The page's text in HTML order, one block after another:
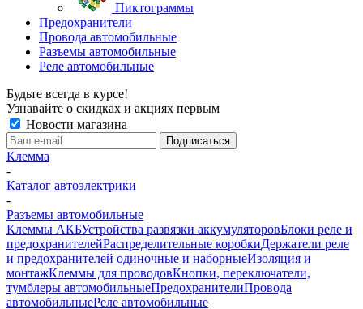
Пиктограммы
Предохранители
Провода автомобильные
Разъемы автомобильные
Реле автомобильные
Будьте всегда в курсе!
Узнавайте о скидках и акциях первым
Новости магазина
Клемма
-
Каталог автоэлектрики
-
Разъемы автомобильные
Клеммы АКБУстройства развязки аккумуляторовБлоки реле и
предохранителейРаспределительные коробкиДержатели реле
и предохранителей одиночные и наборныеИзоляция и
монтажКлеммы для проводовКнопки, переключатели,
тумблеры автомобильныеПредохранителиПровода
автомобильныеРеле автомобильные